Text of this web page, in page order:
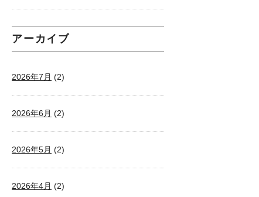
アーカイブ
2026年7月 (2)
2026年6月 (2)
2026年5月 (2)
2026年4月 (2)